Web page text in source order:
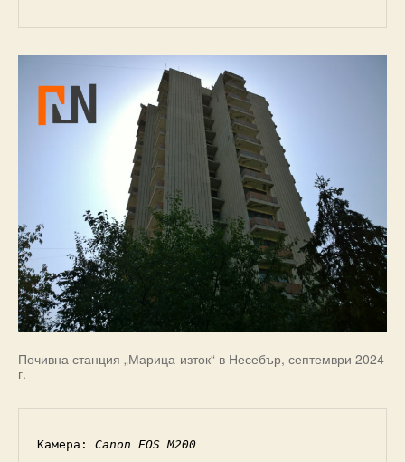
Почивна станция „Марица-изток“ в Несебър, септември 2024
г.
Камера: Canon EOS M200